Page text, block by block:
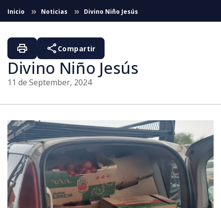
Skip to Main Content
Inicio Noticias Divino Niño Jesús
Divino Niño Jesús
11 de September, 2024
print share Compartir